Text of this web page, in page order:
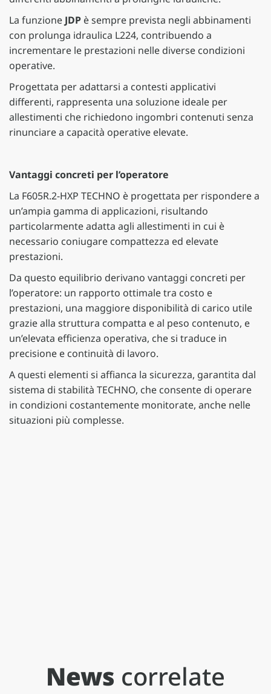
La funzione JDP è sempre prevista negli abbinamenti
con prolunga idraulica L224, contribuendo a
incrementare le prestazioni nelle diverse condizioni
operative.
Progettata per adattarsi a contesti applicativi
differenti, rappresenta una soluzione ideale per
allestimenti che richiedono ingombri contenuti senza
rinunciare a capacità operative elevate.
Vantaggi concreti per l’operatore
La F605R.2-HXP TECHNO è progettata per rispondere a
un’ampia gamma di applicazioni, risultando
particolarmente adatta agli allestimenti in cui è
necessario coniugare compattezza ed elevate
prestazioni.
Da questo equilibrio derivano vantaggi concreti per
l’operatore: un rapporto ottimale tra costo e
prestazioni, una maggiore disponibilità di carico utile
grazie alla struttura compatta e al peso contenuto, e
un’elevata efficienza operativa, che si traduce in
precisione e continuità di lavoro.
A questi elementi si affianca la sicurezza, garantita dal
sistema di stabilità TECHNO, che consente di operare
in condizioni costantemente monitorate, anche nelle
situazioni più complesse.
News correlate